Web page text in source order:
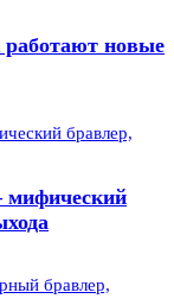
новые
мифический